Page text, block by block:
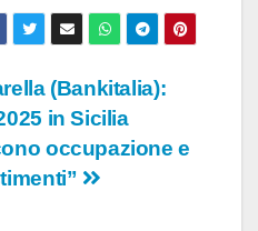
(Bankitalia):
in Sicilia
occupazione e